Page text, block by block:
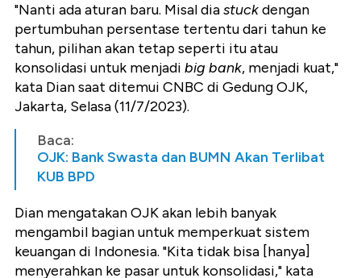
"Nanti ada aturan baru. Misal diastuckdengan
pertumbuhan persentase tertentu dari tahun ke
tahun, pilihan akan tetap seperti itu atau
konsolidasi untuk menjadi big bank, menjadi kuat,"
kata Dian saat ditemui CNBC di Gedung OJK,
Jakarta, Selasa (11/7/2023).
Baca:
OJK: Bank Swasta dan BUMN Akan Terlibat
KUB BPD
Dian mengatakan OJK akan lebih banyak
mengambil bagian untuk memperkuat sistem
keuangan di Indonesia. "Kita tidak bisa [hanya]
menyerahkan ke pasar untuk konsolidasi," kata